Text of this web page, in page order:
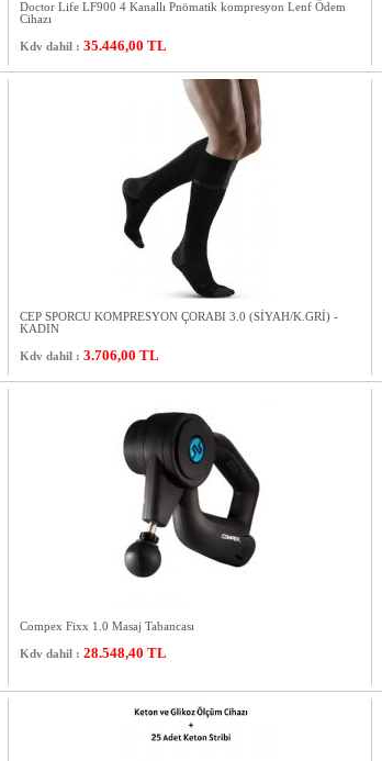
Doctor Life LF900 4 Kanallı Pnömatik kompresyon Lenf Ödem
Cihazı
Kdv dahil : 35.446,00 TL
CEP SPORCU KOMPRESYON ÇORABI 3.0 (SİYAH/K.GRİ) -
KADIN
Kdv dahil : 3.706,00 TL
Compex Fixx 1.0 Masaj Tabancası
Kdv dahil : 28.548,40 TL